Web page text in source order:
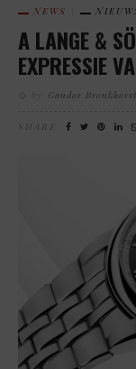
NEWS
A LANGE &
EXPRESSIE
Gandor Bronkhorst
SHARE